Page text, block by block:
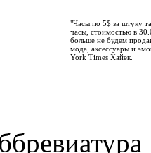
"Часы по 5$ за штуку
часы, стоимостью в
больше не будем
мода, аксессуары и
York Times Хайек.